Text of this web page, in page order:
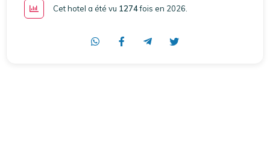
Cet hotel a été vu 1274fois en 2026